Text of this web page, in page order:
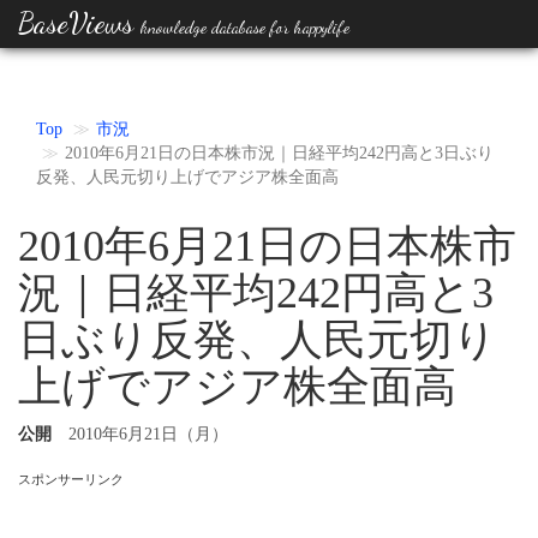
BaseViews knowledge database for happylife
Top
市況
2010年6月21日の日本株市況｜日経平均242円高と3日ぶり
反発、人民元切り上げでアジア株全面高
2010年6月21日の日本株市
況｜日経平均242円高と3
日ぶり反発、人民元切り
上げでアジア株全面高
公開 2010年6月21日（月）
スポンサーリンク